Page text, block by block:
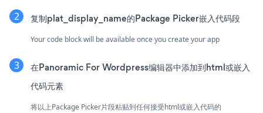
复制plat_display_name的Package Picker嵌入代码段
Your code block will be available once you create your app
在Panoramic For Wordpress编辑器中添加到html或嵌入
代码元素
将以上Package Picker片段粘贴到任何接受html或嵌入代码的